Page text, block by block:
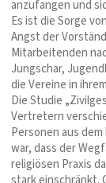
anzufangen und
Es ist die Sorge
Angst der
Mitarbeitenden
Jungschar,
die Vereine in
Die Studie
Vertretern
Personen aus
war, dass der
religiösen Praxis